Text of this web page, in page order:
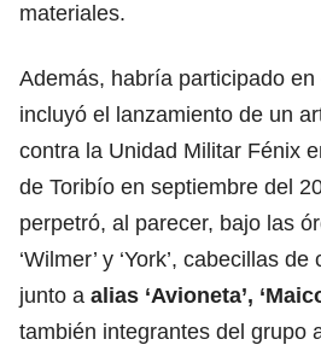
materiales.
Además, habría participado
incluyó el lanzamiento de un
contra la Unidad Militar Fénix
de Toribío en septiembre del
perpetró, al parecer, bajo las
‘Wilmer’ y ‘York’, cabecillas
junto a alias ‘Avioneta’,
también integrantes del grupo